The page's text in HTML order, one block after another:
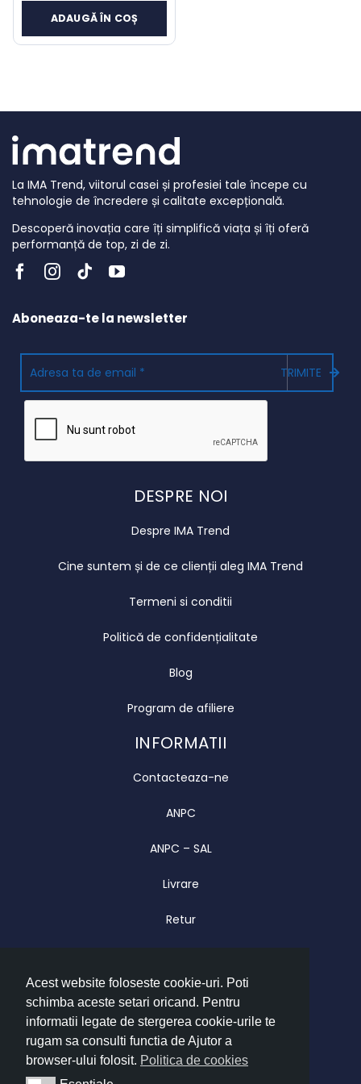
Acest website foloseste cookie-uri. Poti
schimba aceste setari oricand. Pentru
informatii legate de stergerea cookie-urile te
rugam sa consulti functia de Ajutor a
browser-ului folosit. Politica de cookies
inițial
acurent
este:
ADAUGĂ ÎN COȘ
La IMA Trend, viitorul casei și profesiei tale începe cu
tehnologie de încredere și calitate excepțională.
Descoperă inovația care îți simplifică viața și îți oferă
performanță de top, zi de zi.
Aboneaza-te la newsletter
TRIMITE
DESPRE NOI
Despre IMA Trend
Cine suntem și de ce clienții aleg IMA Trend
Termeni si conditii
Politică de confidențialitate
Blog
Program de afiliere
INFORMATII
Contacteaza-ne
ANPC
ANPC – SAL
Livrare
Retur
CONTACT
Luni – Vineri 09.00 – 17.00
office@imatrend.ro